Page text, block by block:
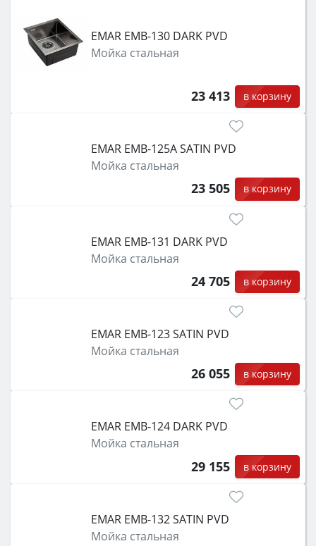
EMAR EMB-130 DARK PVD
Мойка стальная
23 413 в корзину
EMAR EMB-125A SATIN PVD
Мойка стальная
23 505 в корзину
EMAR EMB-131 DARK PVD
Мойка стальная
24 705 в корзину
EMAR EMB-123 SATIN PVD
Мойка стальная
26 055 в корзину
EMAR EMB-124 DARK PVD
Мойка стальная
29 155 в корзину
EMAR EMB-132 SATIN PVD
Мойка стальная